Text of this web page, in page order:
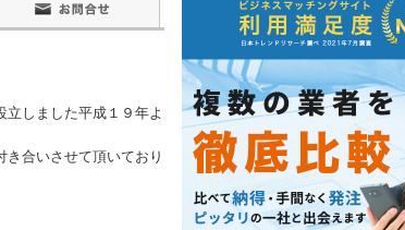
しました平成１９年よ
合いさせて頂いており